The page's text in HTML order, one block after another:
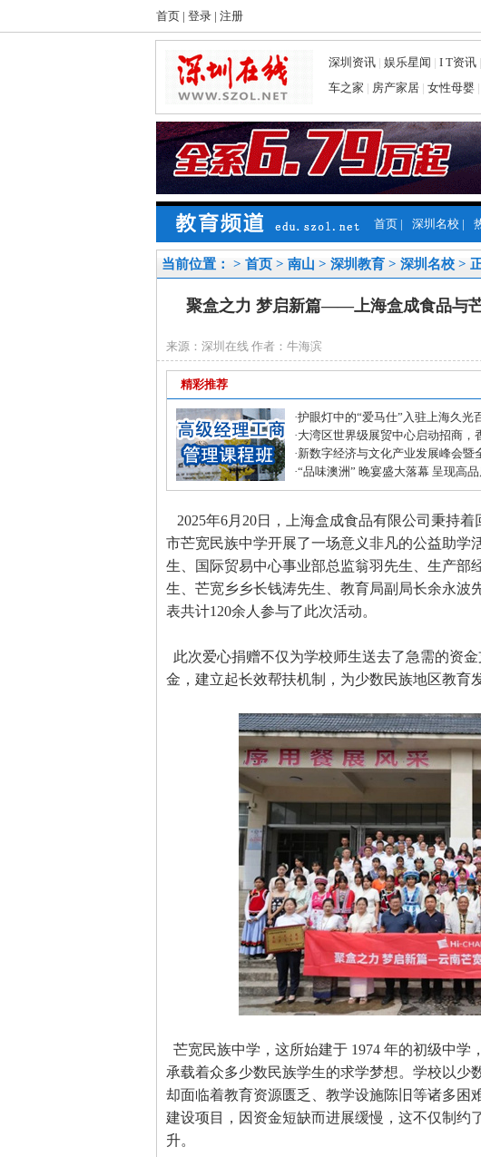
首页 | 登录 | 注册
深圳资讯 | 娱乐星闻 | I T资讯 |
车之家 | 房产家居 | 女性母婴 |
首页 | 深圳名校 |
当前位置： > 首页 > 南山 > 深圳教育 > 深圳名校 >
聚盒之力 梦启新篇——上海盒成食品与
来源：深圳在线 作者：牛海滨
精彩推荐
·护眼灯中的“爱马仕”入驻上海久光
·大湾区世界级展贸中心启动招商，
居打造建材家居业“东方米兰展”
·新数字经济与文化产业发展峰会暨
化中心年度盛典圆满收官
·“品味澳洲” 晚宴盛大落幕 呈现高
式美味
2025年6月20日，上海盒成食品有限公司秉持
市芒宽民族中学开展了一场意义非凡的公益助学
生、国际贸易中心事业部总监翁羽先生、生产部
生、芒宽乡乡长钱涛先生、教育局副局长余永波
表共计120余人参与了此次活动。
此次爱心捐赠不仅为学校师生送去了急需的资
金，建立起长效帮扶机制，为少数民族地区教育
芒宽民族中学，这所始建于 1974 年的初级中学
承载着众多少数民族学生的求学梦想。学校以少
却面临着教育资源匮乏、教学设施陈旧等诸多困
建设项目，因资金短缺而进展缓慢，这不仅制约
升。